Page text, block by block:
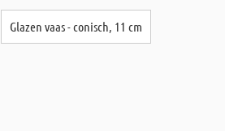
Glazen vaas - conisch, 11 cm